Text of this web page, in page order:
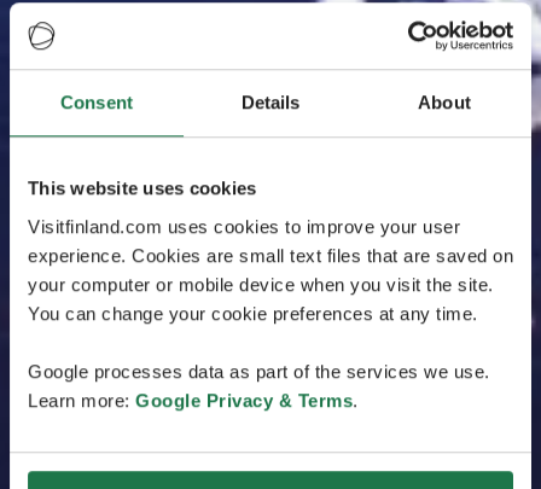
Consent Details About
This website uses cookies
Visitfinland.com uses cookies to improve your user
experience. Cookies are small text files that are saved on
your computer or mobile device when you visit the site.
You can change your cookie preferences at any time.
Google processes data as part of the services we use.
Learn more: Google Privacy & Terms.